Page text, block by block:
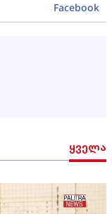
ყველა
Facebook